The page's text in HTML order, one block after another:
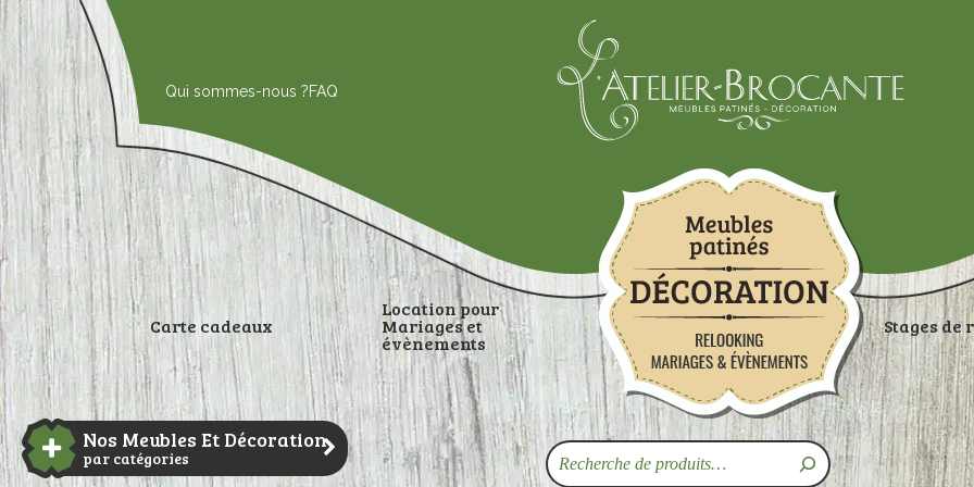
Aller
contenu
Qui sommes-nous ?FAQ
Carte cadeaux
Location pour
Mariages et
évènements
Stages de
Nos Meubles Et Décoration
par catégories DÉCORATION RANGEMENTS TABLES ASSISES
Recherche